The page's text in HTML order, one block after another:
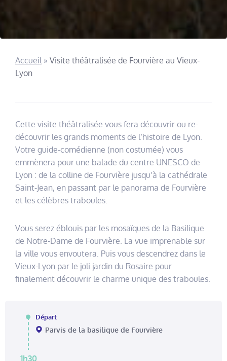
Accueil » Visite théâtralisée de Fourvière au Vieux-
Lyon
Cette visite théâtralisée vous fera découvrir ou re-
découvrir les grands moments de l’histoire de Lyon.
Votre guide-comédienne (non costumée) vous
emmènera pour une balade du centre UNESCO de
Lyon : de la colline de Fourvière jusqu’à la cathédrale
Saint-Jean, en passant par le panorama de Fourvière
et les célèbres traboules.
Vous serez éblouis par les mosaïques de la Basilique
de Notre-Dame de Fourvière. La vue imprenable sur
la ville vous envoutera. Puis vous descendrez dans le
Vieux-Lyon par le joli jardin du Rosaire pour
finalement découvrir le charme unique des traboules.
1h30
Départ
Parvis de la basilique de Fourvière